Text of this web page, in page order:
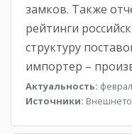
замков. Также
рейтинги
структуру
импортер –
Актуальность:
Источники: